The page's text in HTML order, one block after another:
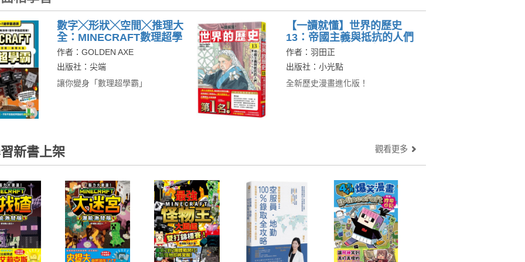
數字╳形狀╳空間╳推理大
全：MINECRAFT數理超學
霸
作者：GOLDEN AXE
出版社：尖端
讓你變身「數理超學霸」
【一讀就懂】世界的歷史
13：帝國主義與抵抗的人們
（一八九〇年～一九一〇
年）
作者：羽田正
出版社：小光點
全新歷史漫畫進化版！
新書上架 觀看更多